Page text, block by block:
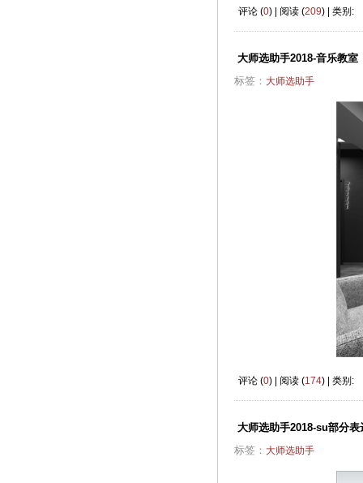
评论 (0) | 阅读 (209) | 类别:
大师选助手2018-音乐教室
标签： 大师选助手
评论 (0) | 阅读 (174) | 类别:
大师选助手2018-su部分表
标签： 大师选助手